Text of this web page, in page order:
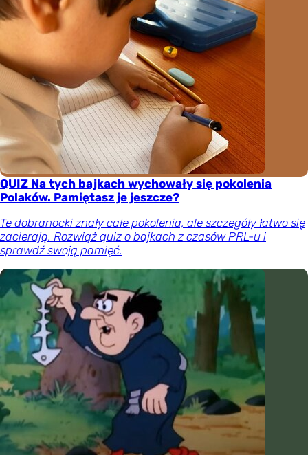
QUIZ Na tych bajkach wychowały się pokolenia
Polaków. Pamiętasz je jeszcze?
Te dobranocki znały całe pokolenia, ale szczegóły łatwo się
zacierają. Rozwiąż quiz o bajkach z czasów PRL-u i
sprawdź swoją pamięć.